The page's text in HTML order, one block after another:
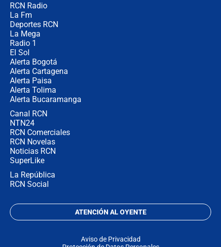
RCN Radio
La Fm
Deportes RCN
La Mega
Radio 1
El Sol
Alerta Bogotá
Alerta Cartagena
Alerta Paisa
Alerta Tolima
Alerta Bucaramanga
Canal RCN
NTN24
RCN Comerciales
RCN Novelas
Noticias RCN
SuperLike
La República
RCN Social
ATENCIÓN AL OYENTE
Aviso de Privacidad